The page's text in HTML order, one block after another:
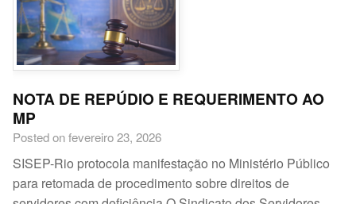
NOTA DE REPÚDIO E REQUERIMENTO AO
MP
Posted on fevereiro 23, 2026
SISEP-Rio protocola manifestação no Ministério Público
para retomada de procedimento sobre direitos de